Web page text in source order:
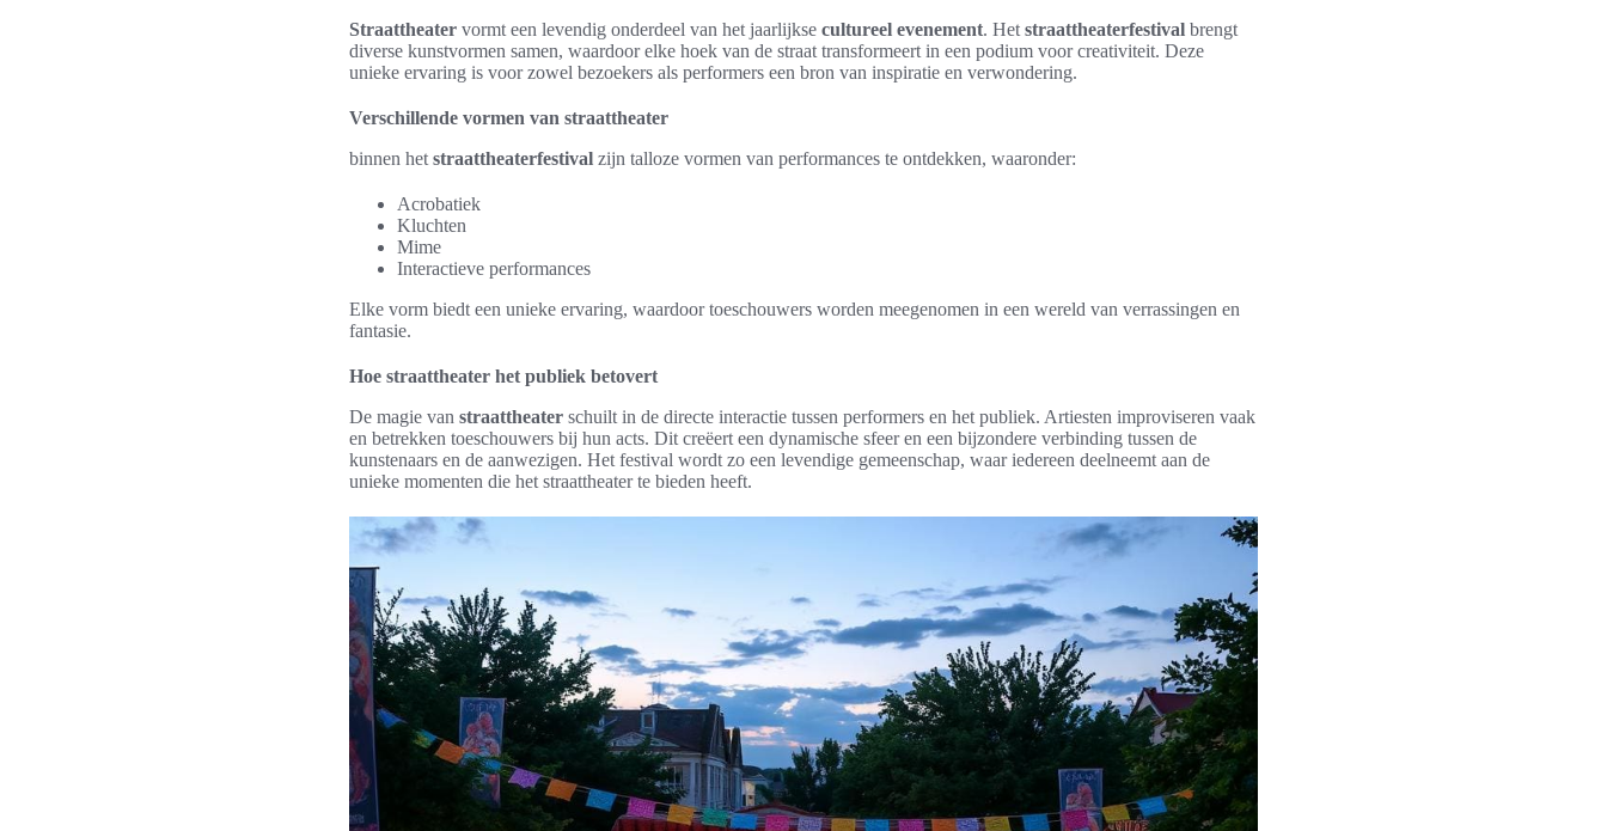
Straattheater vormt een levendig onderdeel van het jaarlijkse cultureel evenement. Het straattheaterfestival brengt
diverse kunstvormen samen, waardoor elke hoek van de straat transformeert in een podium voor creativiteit. Deze
unieke ervaring is voor zowel bezoekers als performers een bron van inspiratie en verwondering.
Verschillende vormen van straattheater
binnen het straattheaterfestival zijn talloze vormen van performances te ontdekken, waaronder:
Acrobatiek
Kluchten
Mime
Interactieve performances
Elke vorm biedt een unieke ervaring, waardoor toeschouwers worden meegenomen in een wereld van verrassingen en
fantasie.
Hoe straattheater het publiek betovert
De magie van straattheater schuilt in de directe interactie tussen performers en het publiek. Artiesten improviseren vaak
en betrekken toeschouwers bij hun acts. Dit creëert een dynamische sfeer en een bijzondere verbinding tussen de
kunstenaars en de aanwezigen. Het festival wordt zo een levendige gemeenschap, waar iedereen deelneemt aan de
unieke momenten die het straattheater te bieden heeft.